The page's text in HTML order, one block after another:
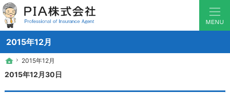
2015年12月
少数から1000戸越えのマンションまで対応！マンション管理組合保険のことなら
マンション管理組合の保険なら神奈川県横浜の保険のソムリエ PIA
ホーム
2015年12月
2015年12月30日
ホーム
2015年12月